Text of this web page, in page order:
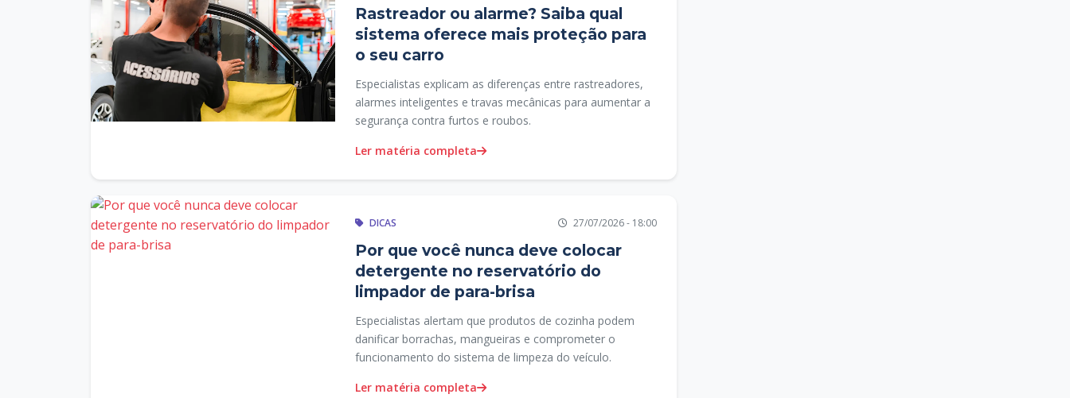
Rastreador ou alarme? Saiba qual
sistema oferece mais proteção para
o seu carro
Especialistas explicam as diferenças entre rastreadores,
alarmes inteligentes e travas mecânicas para aumentar a
segurança contra furtos e roubos.
Ler matéria completa
DICAS 27/07/2026 - 18:00
Por que você nunca deve colocar
detergente no reservatório do
limpador de para-brisa
Especialistas alertam que produtos de cozinha podem
danificar borrachas, mangueiras e comprometer o
funcionamento do sistema de limpeza do veículo.
Ler matéria completa